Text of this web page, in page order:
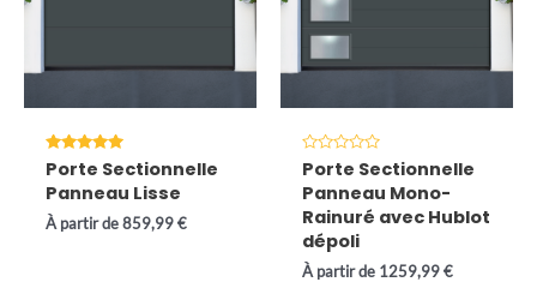
Note
5.00
sur 5
Porte Sectionnelle
Panneau Lisse
À partir de859,99€
Note
0
sur
Porte Sectionnelle
Panneau Mono-
Rainuré avec Hublot
dépoli
À partir de 1259,99€